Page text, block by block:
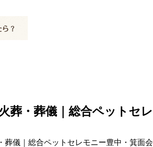
葬儀｜総合ペットセレモニー豊中・箕面